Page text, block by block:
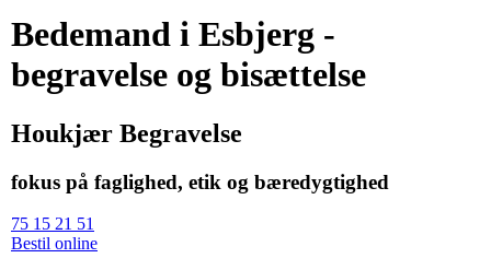
Bedemand i Esbjerg -
begravelse og bisættelse
Houkjær Begravelse
fokus på faglighed, etik og bæredygtighed
75 15 21 51
Bestil online